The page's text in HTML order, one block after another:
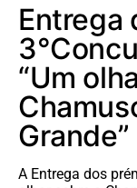
Entrega
“Um
Grande”
A Entrega dos